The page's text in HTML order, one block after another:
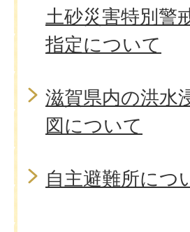
土砂災害特別警
指定について
滋賀県内の洪水
図について
自主避難所につ